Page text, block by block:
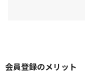
会員登録のメリット